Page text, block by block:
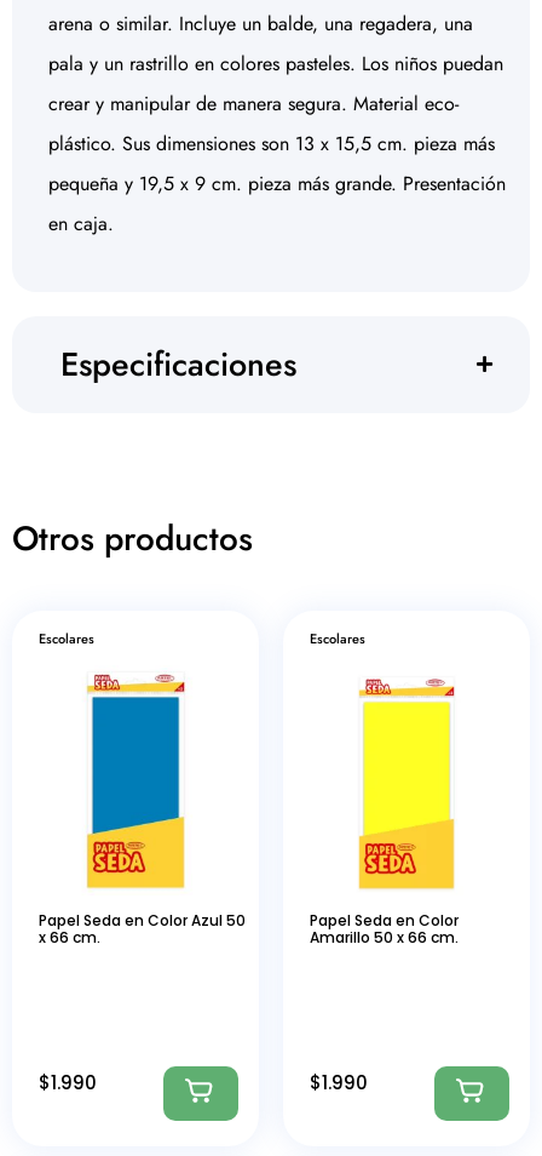
arena o similar. Incluye un balde, una regadera, una
pala y un rastrillo en colores pasteles. Los niños puedan
crear y manipular de manera segura. Material eco-
plástico. Sus dimensiones son 13 x 15,5 cm. pieza más
pequeña y 19,5 x 9 cm. pieza más grande. Presentación
en caja.
Especificaciones
Otros productos
Escolares
Papel Seda en Color Azul 50
x 66 cm.
$1.990
Escolares
Papel Seda en Color
Amarillo 50 x 66 cm.
$1.990